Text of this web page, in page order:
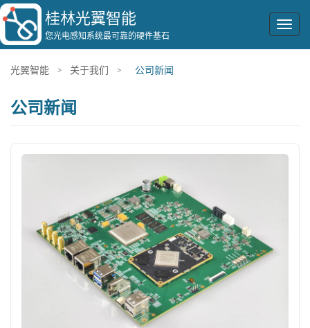
桂林光翼智能
您光电感知系统最可靠的硬件基石
光翼智能 > 关于我们 > 公司新闻
公司新闻